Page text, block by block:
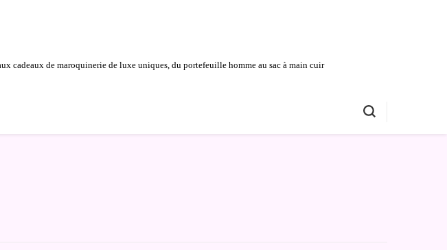
cadeaux de maroquinerie de luxe uniques, du portefeuille homme au sac à main cuir